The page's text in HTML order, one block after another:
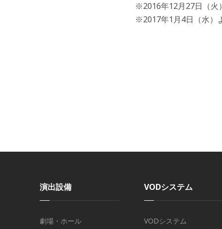
※2016年12月27日（火
※2017年1月4日（水）
演出設備
劇場・ホール
VODシステム
VODシステム